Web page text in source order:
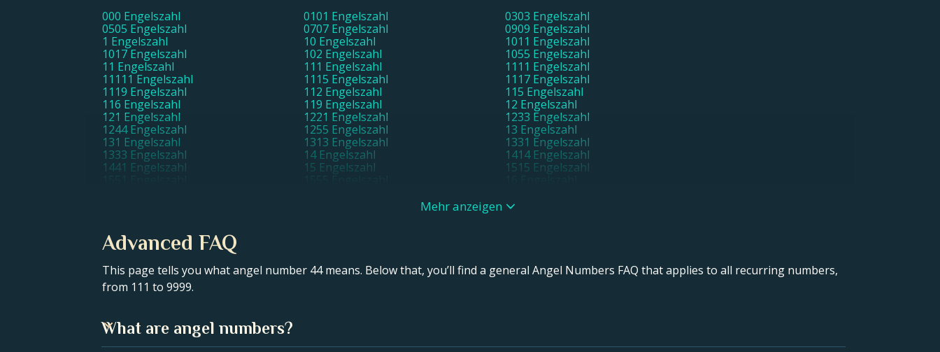
000 Engelszahl
0101 Engelszahl
0303 Engelszahl
0505 Engelszahl
0707 Engelszahl
0909 Engelszahl
1 Engelszahl
10 Engelszahl
1011 Engelszahl
1017 Engelszahl
102 Engelszahl
1055 Engelszahl
11 Engelszahl
111 Engelszahl
1111 Engelszahl
11111 Engelszahl
1115 Engelszahl
1117 Engelszahl
1119 Engelszahl
112 Engelszahl
115 Engelszahl
116 Engelszahl
119 Engelszahl
12 Engelszahl
121 Engelszahl
1221 Engelszahl
1233 Engelszahl
1244 Engelszahl
1255 Engelszahl
13 Engelszahl
131 Engelszahl
1313 Engelszahl
1331 Engelszahl
1333 Engelszahl
14 Engelszahl
1414 Engelszahl
1441 Engelszahl
15 Engelszahl
1515 Engelszahl
1919 Engelszahl
220 Engelszahl
227 Engelszahl
228 Engelszahl
23 Engelszahl
2323 Engelszahl
25 Engelszahl
255 Engelszahl
322 Engelszahl
332 Engelszahl
334 Engelszahl
337 Engelszahl
344 Engelszahl
Mehr anzeigen
Advanced FAQ
This page tells you what angel number 44 means. Below that, you’ll find a general Angel Numbers FAQ that applies to all recurring numbers,
from 111 to 9999.
What are angel numbers?